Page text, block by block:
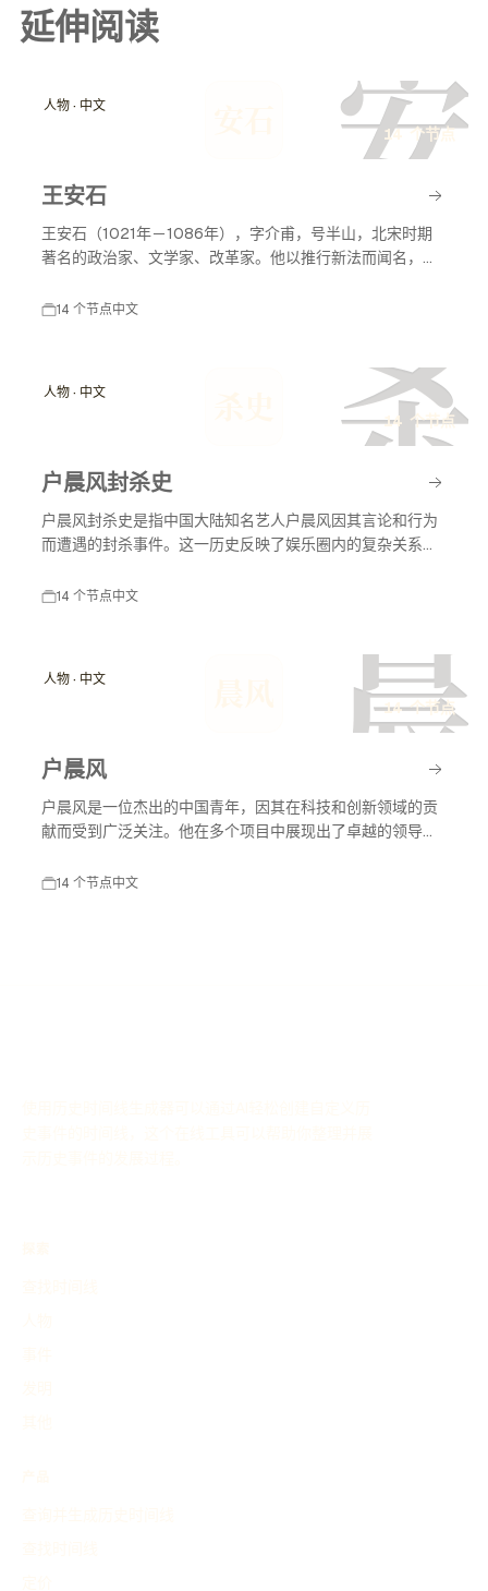
延伸阅读
安
人物 · 中文
14 个节点
王安石
王安石（1021年－1086年），字介甫，号半山，北宋时期
著名的政治家、文学家、改革家。他以推行新法而闻名，致
14 个节点中文
杀
人物 · 中文
14 个节点
户晨风封杀史
户晨风封杀史是指中国大陆知名艺人户晨风因其言论和行为
而遭遇的封杀事件。这一历史反映了娱乐圈内的复杂关系以
上因各种原因受到媒体和公众的关注，封杀事件对其职业生
14 个节点中文
晨
人物 · 中文
14 个节点
户晨风
户晨风是一位杰出的中国青年，因其在科技和创新领域的贡
献而受到广泛关注。他在多个项目中展现出了卓越的领导能
14 个节点中文